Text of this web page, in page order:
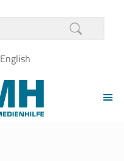
English